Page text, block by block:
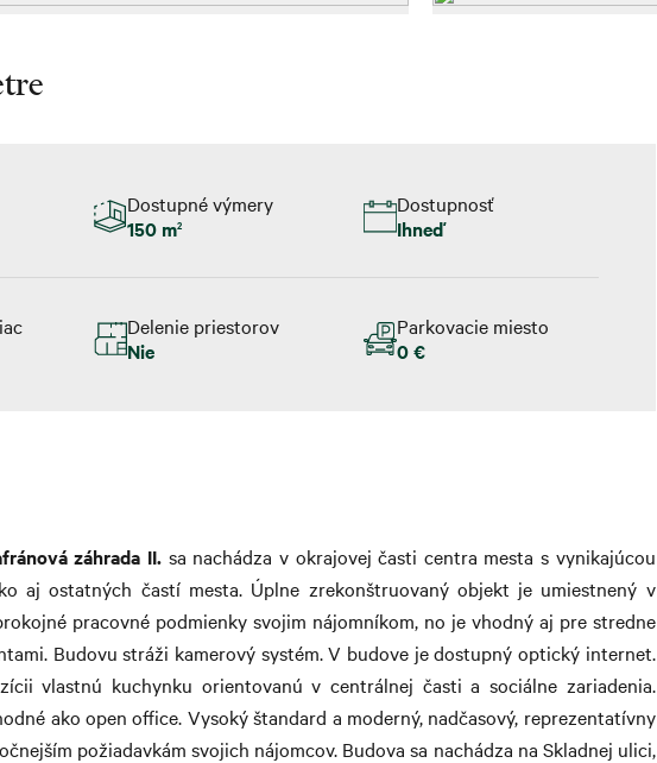
Dostupné výmery
150 m2
Dostupnosť
Ihneď
Delenie priestorov
Nie
Parkovacie miesto
0 €
záhrada II. sa nachádza v okrajovej časti centra mesta s vynikajúcou
aj ostatných častí mesta. Úplne zrekonštruovaný objekt je umiestnený v
pracovné podmienky svojim nájomníkom, no je vhodný aj pre stredne
Budovu stráži kamerový systém. V budove je dostupný optický internet.
vlastnú kuchynku orientovanú v centrálnej časti a sociálne zariadenia.
ako open office. Vysoký štandard a moderný, nadčasový, reprezentatívny
požiadavkám svojich nájomcov. Budova sa nachádza na Skladnej ulici,